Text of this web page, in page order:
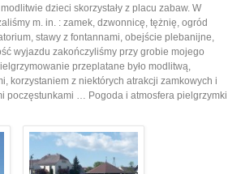
dzieci skorzystały z placu zabaw. W
m. in. : zamek, dzwonnicę, tężnię, ogród
stawy z fontannami, obejście plebanijne,
wyjazdu zakończyliśmy przy grobie mojego
przeplatane było modlitwą,
korzystaniem z niektórych atrakcji zamkowych i
poczęstunkami … Pogoda i atmosfera pielgrzymki